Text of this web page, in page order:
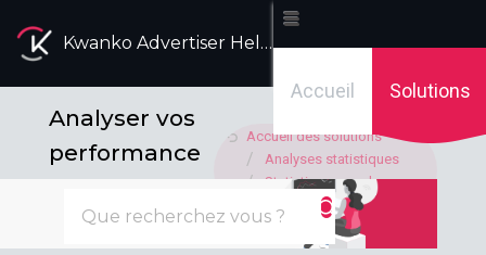
Kwanko Advertiser Help Desk
Accueil Solutions
Analyser vos
performance
s par
campagne
Accueil des solutions
Analyses statistiques
Statistiques: analyses
recommandées